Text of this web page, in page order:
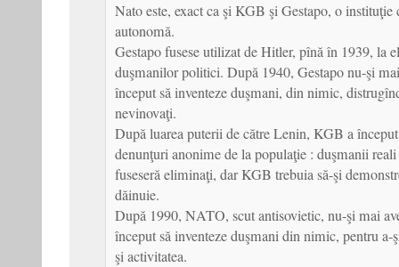
Nato este, exact ca şi KGB şi Gestapo, o instituţie
autonomă.
Gestapo fusese utilizat de Hitler, pînă în 1939, la
duşmanilor politici. După 1940, Gestapo nu-şi
început să inventeze duşmani, din nimic,
nevinovaţi.
După luarea puterii de către Lenin, KGB a
denunţuri anonime de la populaţie : duşmanii
fuseseră eliminaţi, dar KGB trebuia să-şi
dăinuie.
După 1990, NATO, scut antisovietic, nu-şi mai
început să inventeze duşmani din nimic, pentru a-
şi activitatea.